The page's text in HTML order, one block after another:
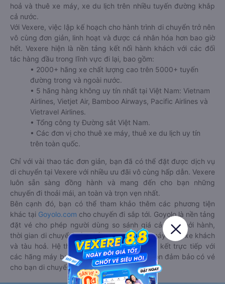
hoả và thuê xe máy, xe du lịch trên nhiều tuyến đường khắp
cả nước.
Với Vexere, việc lập kế hoạch cho hành trình di chuyển trở nên
vô cùng đơn giản, linh hoạt và được cá nhân hóa hơn bao giờ
hết. Vexere hiện là nền tảng kết nối hành khách với các đối
tác hàng đầu trong lĩnh vực đi lại, bao gồm:
• 2000+ hãng xe chất lượng cao trên 5000+ tuyến
đường trong và ngoài nước.
• 5 hãng hàng không uy tín nhất tại Việt Nam: Vietnam
Airlines, Vietjet Air, Bamboo Airways, Pacific Airlines và
Vietravel Airlines.
• Tổng công ty Đường sắt Việt Nam.
• Các đơn vị cho thuê xe máy, thuê xe du lịch uy tín
trên toàn quốc.
Chỉ với vài thao tác đơn giản, bạn đã có thể đặt được dịch vụ
di chuyển tại Vexere với nhiều ưu đãi vô cùng hấp dẫn. Vexere
luôn sẵn sàng đồng hành và mang đến cho bạn những
chuyến đi thoải mái, an toàn và trọn vẹn nhất.
Bên cạnh đó, bạn có thể tham khảo thêm các phương tiện
khác tại Goyolo.com cho chuyến đi sắp tới. Goyolo là nền tảng
đặt vé cho phép người dùng so sánh giá cả, giờ khởi hành,
thời gian di chuyển của nhiều phương tiện máy bay, xe khách
và tàu hoả. Hệ thống của Goyolo được liên kết trực tiếp với
các hãng máy bay, xe khách và tàu hoả, luôn đảm bảo có vé
cho bạn di chuyển.